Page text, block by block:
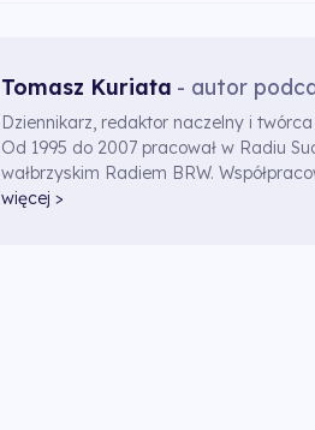
Tomasz Kuriata - autor
Dziennikarz, redaktor naczelny i
Od 1995 do 2007 pracował w Radiu
wałbrzyskim Radiem BRW.
więcej >